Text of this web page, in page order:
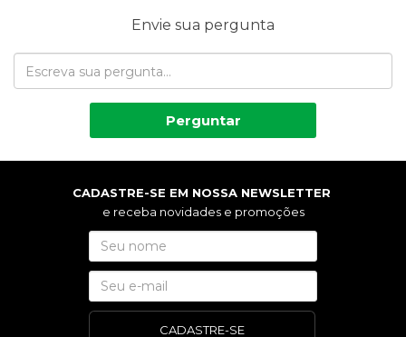
Envie sua pergunta
Perguntar
CADASTRE-SE EM NOSSA NEWSLETTER
e receba novidades e promoções
CADASTRE-SE